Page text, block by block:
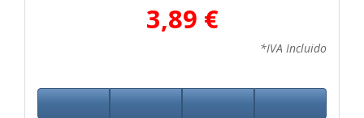
3,89 €
*IVA Incluido